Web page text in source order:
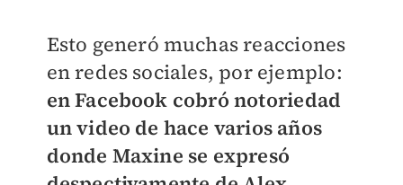
Esto generó muchas reacciones
en redes sociales, por ejemplo:
en Facebook cobró notoriedad
un video de hace varios años
donde Maxine se expresó